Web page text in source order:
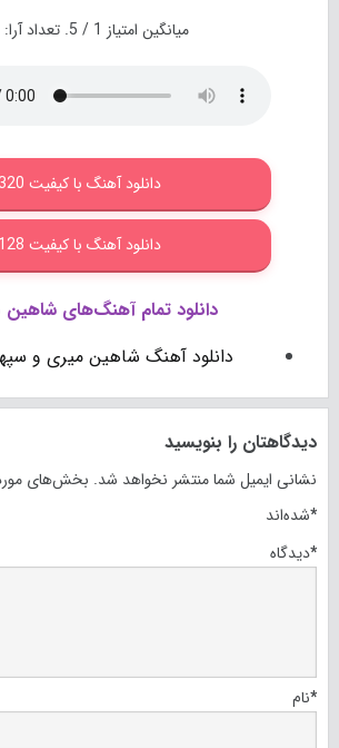
میانگین امتیاز 1 / 5. تعداد آرا:
دانلود آهنگ با کیفیت 320
دانلود آهنگ با کیفیت 128
دانلود تمام آهنگ‌های
دانلود آهنگ شاهین میری و
دیدگاهتان را بنویسید
نشانی ایمیل شما منتشر نخواهد شد. بخش‌های
شده‌اند*
دیدگاه*
نام*